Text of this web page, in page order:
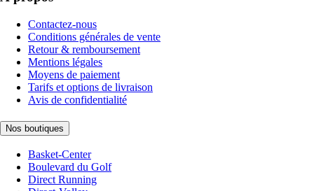
Contactez-nous
Conditions générales de vente
Retour & remboursement
Mentions légales
Moyens de paiement
Tarifs et options de livraison
Avis de confidentialité
Nos boutiques
Basket-Center
Boulevard du Golf
Direct Running